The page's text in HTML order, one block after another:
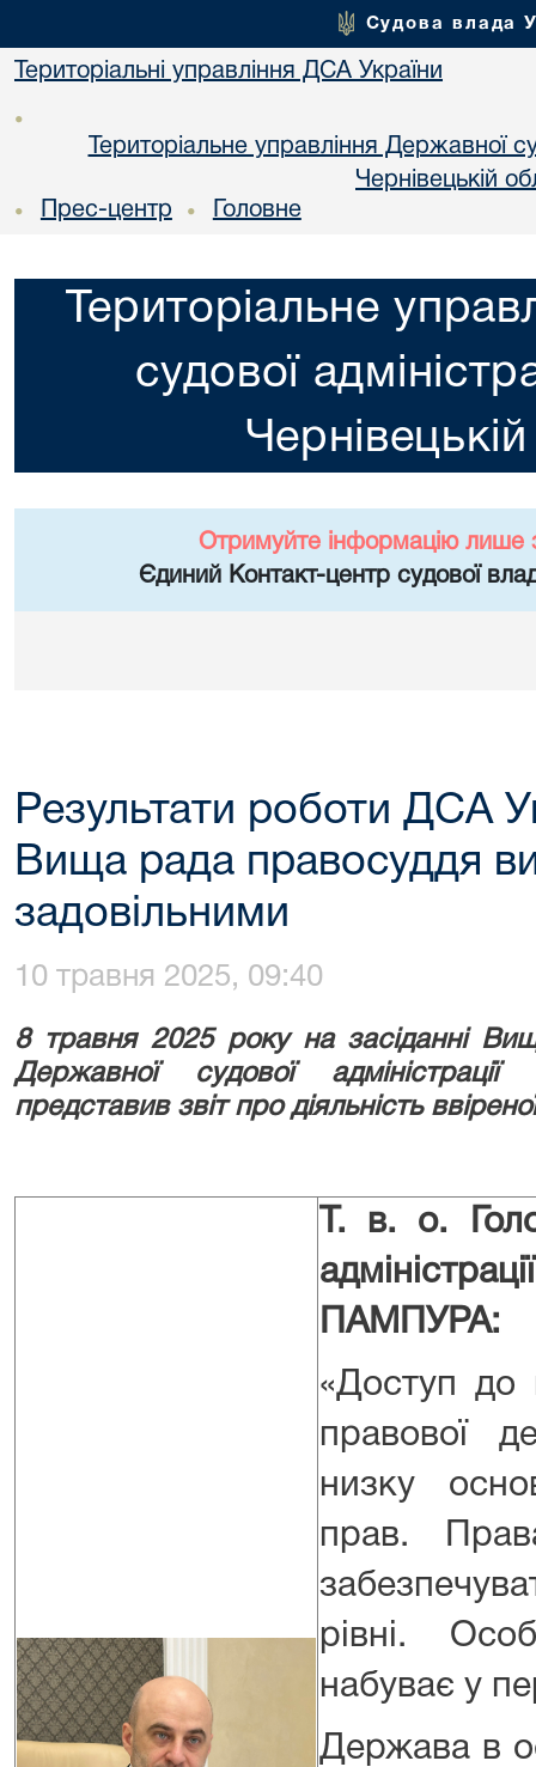
Судова влада
Територіальні управління ДСА України
•
Територіальне управління Державної
Чернiвецькій
• Прес-центр • Головне
Територіальне
судової
Отримуйте інформацію лише
Єдиний Контакт-центр судової
Результати роботи ДСА
Вища рада правосуддя
задовільними
10 травня 2025, 09:40
8 травня 2025 року на засіданні
Державної судової
представив звіт про діяльність
Т. в. о.
ПАМПУРА:
«Доступ до
правової
низку
прав.
рівні.
набуває у
Держава в